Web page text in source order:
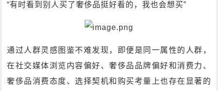
“有时看到别人买了奢侈品挺好看的，我也会想买”
通过人群灵感图鉴不难发现，即便是同一属性的人群，
在社交媒体浏览内容偏好、奢侈品品牌偏好和消费力、
奢侈品消费态度、选择契机和购买考量上也存在显著的